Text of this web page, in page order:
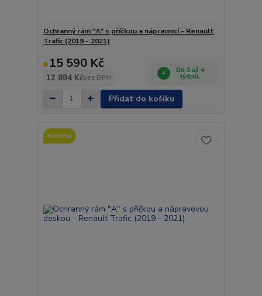
Ochranný rám "A" s příčkou a nápravnicí - Renault
Trafic (2019 - 2021)
15 590 Kč
12 884 Kčbez DPH
Do 3 až 4
týdnů.
Přidat do košíku
Novinka